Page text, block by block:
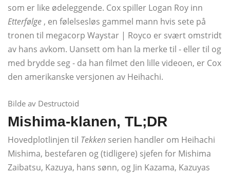
som er like ødeleggende. Cox spiller Logan Roy inn
Etterfølge , en følelsesløs gammel mann hvis sete på
tronen til megacorp Waystar | Royco er svært omstridt
av hans avkom. Uansett om han la merke til - eller til og
med brydde seg - da han filmet den lille videoen, er Cox
den amerikanske versjonen av Heihachi.
Bilde av Destructoid
Mishima-klanen, TL;DR
Hovedplotlinjen til Tekken serien handler om Heihachi
Mishima, bestefaren og (tidligere) sjefen for Mishima
Zaibatsu, Kazuya, hans sønn, og Jin Kazama, Kazuyas